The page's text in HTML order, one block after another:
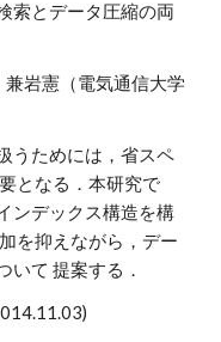
索とデータ圧縮の両
岩憲（電気通信大学
うためには，省スペ
となる．本研究で
ンデックス構造を構
を抑えながら，デー
いて 提案する．